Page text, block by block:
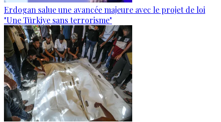
Erdogan salue une avancée majeure avec le projet de loi
"Une Türkiye sans terrorisme"